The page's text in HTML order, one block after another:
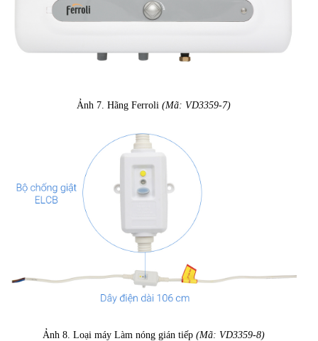
Ảnh 7. Hãng Ferroli (Mã: VD3359-7)
Ảnh 8. Loại máy Làm nóng gián tiếp (Mã: VD3359-8)